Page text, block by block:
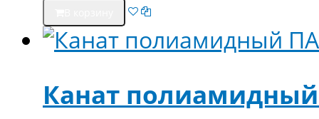
Канат